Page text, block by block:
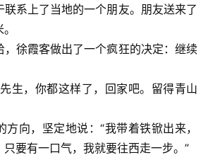
联系上了当地的一个朋友。朋友送来了
徐霞客做出了一个疯狂的决定：继续
生，你都这样了，回家吧。留得青山
向，坚定地说：“我带着铁锨出来，
要有一口气，我就要往西走一步。”